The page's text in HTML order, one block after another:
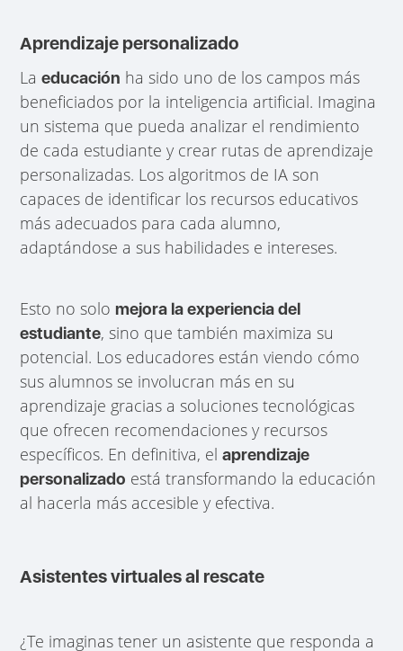
Aprendizaje personalizado
Laeducación ha sido uno de los campos más
beneficiados por la inteligencia artificial. Imagina
un sistema que pueda analizar el rendimiento
de cada estudiante y crear rutas de aprendizaje
personalizadas. Los algoritmos de IA son
capaces de identificar los recursos educativos
más adecuados para cada alumno,
adaptándose a sus habilidades e intereses.
Esto no solomejora la experiencia del
estudiante, sino que también maximiza su
potencial. Los educadores están viendo cómo
sus alumnos se involucran más en su
aprendizaje gracias a soluciones tecnológicas
que ofrecen recomendaciones y recursos
específicos. En definitiva, elaprendizaje
personalizado está transformando la educación
al hacerla más accesible y efectiva.
Asistentes virtuales al rescate
¿Te imaginas tener un asistente que responda a